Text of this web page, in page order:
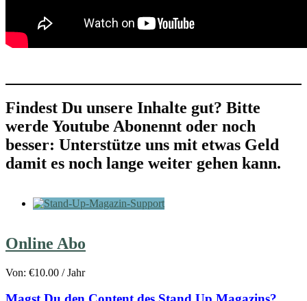
Findest Du unsere Inhalte gut? Bitte
werde Youtube Abonennt oder noch
besser: Unterstütze uns mit etwas Geld
damit es noch lange weiter gehen kann.
Online Abo
Von: €10.00 / Jahr